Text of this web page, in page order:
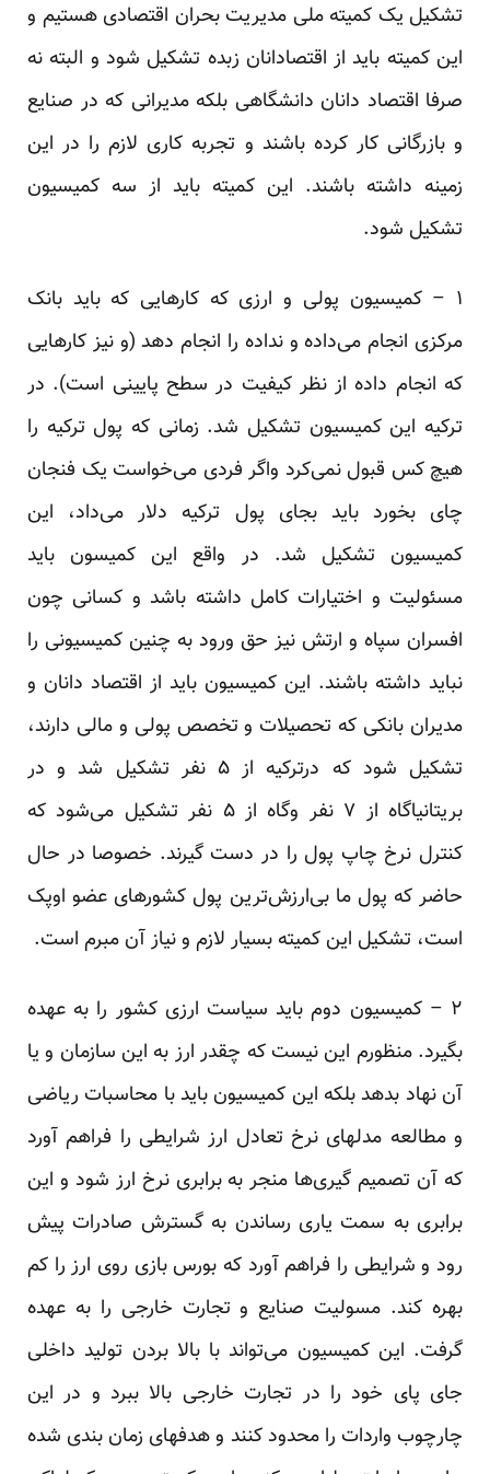
تشکیل یک کمیته ملی مدیریت بحران اقتصادی هستیم و
این کمیته باید از اقتصادانان زبده تشکیل شود و البته نه
صرفا اقتصاد دانان دانشگاهی بلکه مدیرانی که در صنایع
و بازرگانی کار کرده باشند و تجربه کاری لازم را در این
زمینه داشته باشند. این کمیته باید از سه کمیسیون
تشکیل شود.
۱ – کمیسیون پولی و ارزی که کارهایی که باید بانک
مرکزی انجام می‌داده و نداده را انجام دهد (و نیز کارهایی
که انجام داده از نظر کیفیت در سطح پایینی است). در
ترکیه این کمیسیون تشکیل شد. زمانی که پول ترکیه را
هیچ کس قبول نمی‌کرد واگر فردی می‌خواست یک فنجان
چای بخورد باید بجای پول ترکیه دلار می‌داد، این
کمیسیون تشکیل شد. در واقع این کمیسون باید
مسئولیت و اختیارات کامل داشته باشد و کسانی چون
افسران سپاه و ارتش نیز حق ورود به چنین کمیسیونی را
نباید داشته باشند. این کمیسیون باید از اقتصاد دانان و
مدیران بانکی که تحصیلات و تخصص پولی و مالی دارند،
تشکیل شود که درترکیه از ۵ نفر تشکیل شد و در
بریتانیا‌گاه از ۷ نفر و‌گاه از ۵ نفر تشکیل می‌شود که
کنترل نرخ چاپ پول را در دست گیرند. خصوصا در حال
حاضر که پول ما بی‌ارزش‌ترین پول کشورهای عضو اوپک
است، تشکیل این کمیته بسیار لازم و نیاز آن مبرم است.
۲ – کمیسیون دوم باید سیاست ارزی کشور را به عهده
بگیرد. منظورم این نیست که چقدر ارز به این سازمان و یا
آن نهاد بدهد بلکه این کمیسیون باید با محاسبات ریاضی
و مطالعه مدلهای نرخ تعادل ارز شرایطی را فراهم آورد
که آن تصمیم گیری‌ها منجر به برابری نرخ ارز شود و این
برابری به سمت یاری رساندن به گسترش صادرات پیش
رود و شرایطی را فراهم آورد که بورس بازی روی ارز را کم
بهره کند. مسولیت صنایع و تجارت خارجی را به عهده
گرفت. این کمیسیون می‌تواند با بالا بردن تولید داخلی
جای پای خود را در تجارت خارجی بالا ببرد و در این
چارچوب واردات را محدود کنند و هدفهای زمان بندی شده